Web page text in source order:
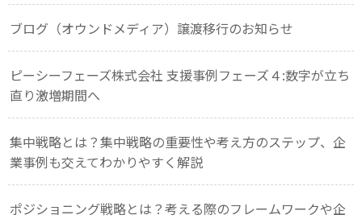
ブログ（オウンドメディア）譲渡移行のお知らせ
ピーシーフェーズ株式会社 支援事例フェーズ４:数字が立ち
直り激増期間へ
集中戦略とは？集中戦略の重要性や考え方のステップ、企
業事例も交えてわかりやすく解説
ポジショニング戦略とは？考える際のフレームワークや企